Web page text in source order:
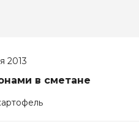
2013
в сметане